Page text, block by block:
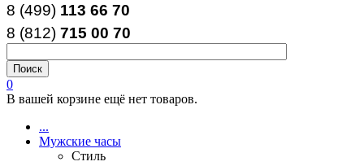
8 (499) 113 66 70
8 (812) 715 00 70
0
В вашей корзине ещё нет товаров.
...
Мужские часы
Стиль